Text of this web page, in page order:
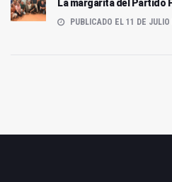
La margarita del Partido
PUBLICADO EL 11 DE